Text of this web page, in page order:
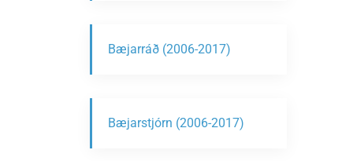
Bæjarráð (2006-2017)
Bæjarstjórn (2006-2017)